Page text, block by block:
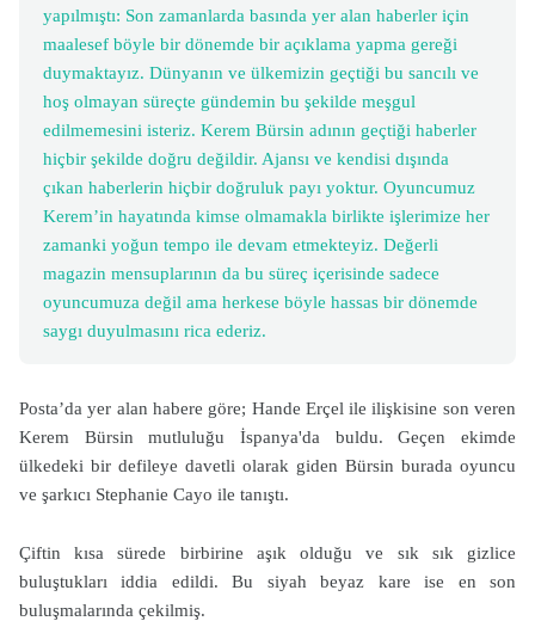
yapılmıştı: Son zamanlarda basında yer alan haberler için
maalesef böyle bir dönemde bir açıklama yapma gereği
duymaktayız. Dünyanın ve ülkemizin geçtiği bu sancılı ve
hoş olmayan süreçte gündemin bu şekilde meşgul
edilmemesini isteriz. Kerem Bürsin adının geçtiği haberler
hiçbir şekilde doğru değildir. Ajansı ve kendisi dışında
çıkan haberlerin hiçbir doğruluk payı yoktur. Oyuncumuz
Kerem’in hayatında kimse olmamakla birlikte işlerimize her
zamanki yoğun tempo ile devam etmekteyiz. Değerli
magazin mensuplarının da bu süreç içerisinde sadece
oyuncumuza değil ama herkese böyle hassas bir dönemde
saygı duyulmasını rica ederiz.
Posta’da yer alan habere göre; Hande Erçel ile ilişkisine son veren
Kerem Bürsin mutluluğu İspanya'da buldu. Geçen ekimde
ülkedeki bir defileye davetli olarak giden Bürsin burada oyuncu
ve şarkıcı Stephanie Cayo ile tanıştı.
Çiftin kısa sürede birbirine aşık olduğu ve sık sık gizlice
buluştukları iddia edildi. Bu siyah beyaz kare ise en son
buluşmalarında çekilmiş.